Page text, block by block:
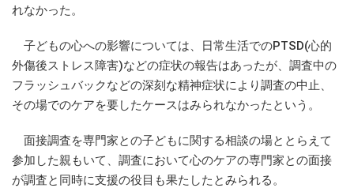
れなかった。
子どもの心への影響については、日常生活でのPTSD(心的
外傷後ストレス障害)などの症状の報告はあったが、調査中の
フラッシュバックなどの深刻な精神症状により調査の中止、
その場でのケアを要したケースはみられなかったという。
面接調査を専門家との子どもに関する相談の場ととらえて
参加した親もいて、調査において心のケアの専門家との面接
が調査と同時に支援の役目も果たしたとみられる。